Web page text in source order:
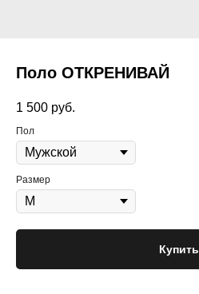
Поло ОТКРЕНИВАЙ
1 500 руб.
Пол
Размер
Купить